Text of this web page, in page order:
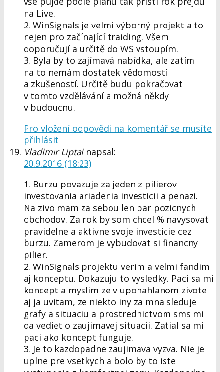
na Live.
2. WinSignals je velmi výborný projekt a to
nejen pro začínající traiding. Všem
doporučují a určitě do WS vstoupím.
3. Byla by to zajímavá nabídka, ale zatím
na to nemám dostatek vědomostí
a zkušeností. Určitě budu pokračovat
v tomto vzdělávání a možná někdy
v budoucnu.
Pro vložení odpovědi na komentář se musíte
přihlásit
Vladimir Liptai napsal:
20.9.2016 (18:23)
1. Burzu povazuje za jeden z pilierov
investovania ariadenia investicii a penazi.
Na zivo mam za sebou len par pozicnych
obchodov. Za rok by som chcel % navysovat
pravidelne a aktivne svoje investicie cez
burzu. Zamerom je vybudovat si financny
pilier.
2. WinSignals projektu verim a velmi fandim
aj konceptu. Dokazuju to vysledky. Paci sa mi
koncept a myslim ze v uponahlanom zivote
aj ja uvitam, ze niekto iny za mna sleduje
grafy a situaciu a prostrednictvom sms mi
da vediet o zaujimavej situacii. Zatial sa mi
paci ako koncept funguje.
3. Je to kazdopadne zaujimava vyzva. Nie je
uplne pre vsetkych a bolo by to iste